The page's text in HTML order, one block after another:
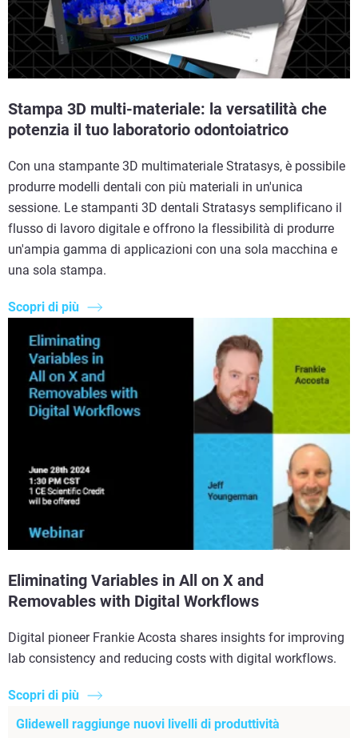
Stampa 3D multi-materiale: la versatilità che
potenzia il tuo laboratorio odontoiatrico
Con una stampante 3D multimateriale Stratasys, è possibile
produrre modelli dentali con più materiali in un'unica
sessione. Le stampanti 3D dentali Stratasys semplificano il
flusso di lavoro digitale e offrono la flessibilità di produrre
un'ampia gamma di applicazioni con una sola macchina e
una sola stampa.
Scopri di più
Eliminating Variables in All on X and
Removables with Digital Workflows
Digital pioneer Frankie Acosta shares insights for improving
lab consistency and reducing costs with digital workflows.
Scopri di più
Glidewell raggiunge nuovi livelli di produttività​